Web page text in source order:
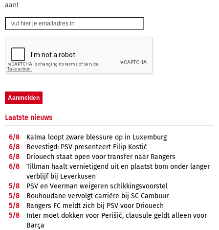
aan!
Laatste nieuws
6/8
Kalma loopt zware blessure op in Luxemburg
6/8
Bevestigd: PSV presenteert Filip Kostić
6/8
Driouech staat open voor transfer naar Rangers
6/8
Tillman haalt vernietigend uit en plaatst bom onder langer
verblijf bij Leverkusen
5/8
PSV en Veerman weigeren schikkingsvoorstel
5/8
Bouhoudane vervolgt carrière bij SC Cambuur
5/8
Rangers FC meldt zich bij PSV voor Driouech
5/8
Inter moet dokken voor Perišić, clausule geldt alleen voor
Barça